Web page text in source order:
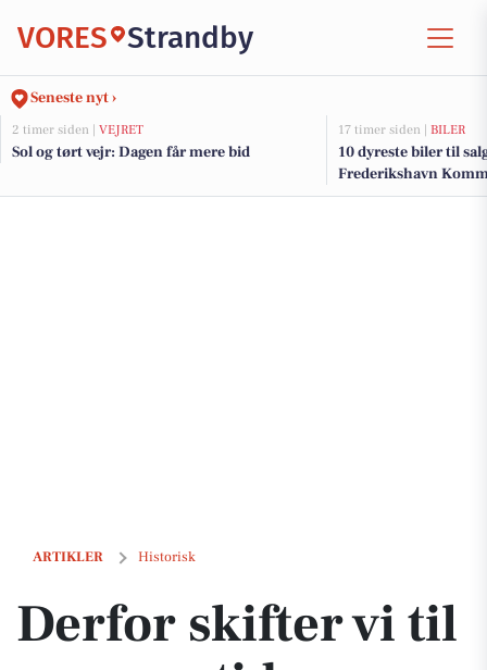
VORES Strandby
Seneste nyt ›
2 timer siden | VEJRET
Sol og tørt vejr: Dagen får mere bid
17 timer siden | BILER
10 dyreste biler til
Frederikshavn
ARTIKLER Historisk
Derfor skifter vi til sommertid
Derfor skifter vi til